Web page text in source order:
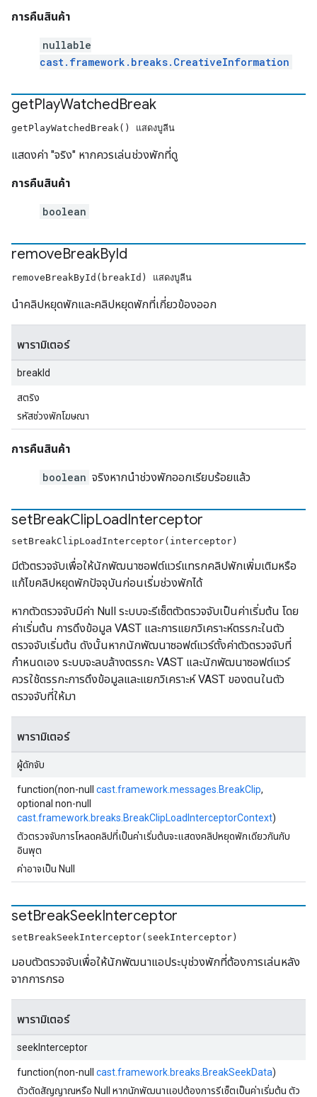
การคืนสินค้า
nullable
cast.framework.breaks.CreativeInformation
getPlayWatchedBreak
getPlayWatchedBreak() แสดงบูลีน
แสดงค่า "จริง" หากควรเล่นช่วงพักที่ดู
การคืนสินค้า
boolean
removeBreakById
removeBreakById(breakId) แสดงบูลีน
นำคลิปหยุดพักและคลิปหยุดพักที่เกี่ยวข้องออก
พารามิเตอร์
breakId
สตริง
รหัสช่วงพักโฆษณา
การคืนสินค้า
boolean จริงหากนำช่วงพักออกเรียบร้อยแล้ว
setBreakClipLoadInterceptor
setBreakClipLoadInterceptor(interceptor)
มีตัวตรวจจับเพื่อให้นักพัฒนาซอฟต์แวร์แทรกคลิปพักเพิ่มเติมหรือ
แก้ไขคลิปหยุดพักปัจจุบันก่อนเริ่มช่วงพักได้
หากตัวตรวจจับมีค่า Null ระบบจะรีเซ็ตตัวตรวจจับเป็นค่าเริ่มต้น โดย
ค่าเริ่มต้น การดึงข้อมูล VAST และการแยกวิเคราะห์ตรรกะในตัว
ตรวจจับเริ่มต้น ดังนั้นหากนักพัฒนาซอฟต์แวร์ตั้งค่าตัวตรวจจับที่
กำหนดเอง ระบบจะลบล้างตรรกะ VAST และนักพัฒนาซอฟต์แวร์
ควรใช้ตรรกะการดึงข้อมูลและแยกวิเคราะห์ VAST ของตนในตัว
ตรวจจับที่ให้มา
พารามิเตอร์
ผู้ดักจับ
function(non-null cast.framework.messages.BreakClip,
optional non-null
cast.framework.breaks.BreakClipLoadInterceptorContext)
ตัวตรวจจับการโหลดคลิปที่เป็นค่าเริ่มต้นจะแสดงคลิปหยุดพักเดียวกันกับ
อินพุต
ค่าอาจเป็น Null
setBreakSeekInterceptor
setBreakSeekInterceptor(seekInterceptor)
มอบตัวตรวจจับเพื่อให้นักพัฒนาแอประบุช่วงพักที่ต้องการเล่นหลัง
จากการกรอ
พารามิเตอร์
seekInterceptor
function(non-null cast.framework.breaks.BreakSeekData)
ตัวตัดสัญญาณหรือ Null หากนักพัฒนาแอปต้องการรีเซ็ตเป็นค่าเริ่มต้น ตัว